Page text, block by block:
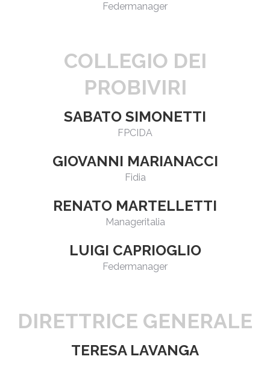
Federmanager
COLLEGIO DEI
PROBIVIRI
SABATO SIMONETTI
FPCIDA
GIOVANNI MARIANACCI
Fidia
RENATO MARTELLETTI
Manageritalia
LUIGI CAPRIOGLIO
Federmanager
DIRETTRICE GENERALE
TERESA LAVANGA